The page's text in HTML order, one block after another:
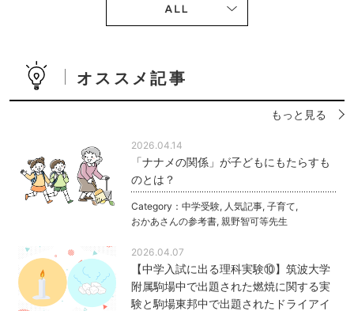
オススメ記事
もっと見る
2026.04.14
「ナナメの関係」が子どもにもたらすも
のとは？
Category：中学受験, 人気記事,子育て,
おかあさんの参考書,親野智可等先生
2026.04.07
【中学入試に出る理科実験⑩】筑波大学
附属駒場中で出題された燃焼に関する実
験と駒場東邦中で出題されたドライアイ